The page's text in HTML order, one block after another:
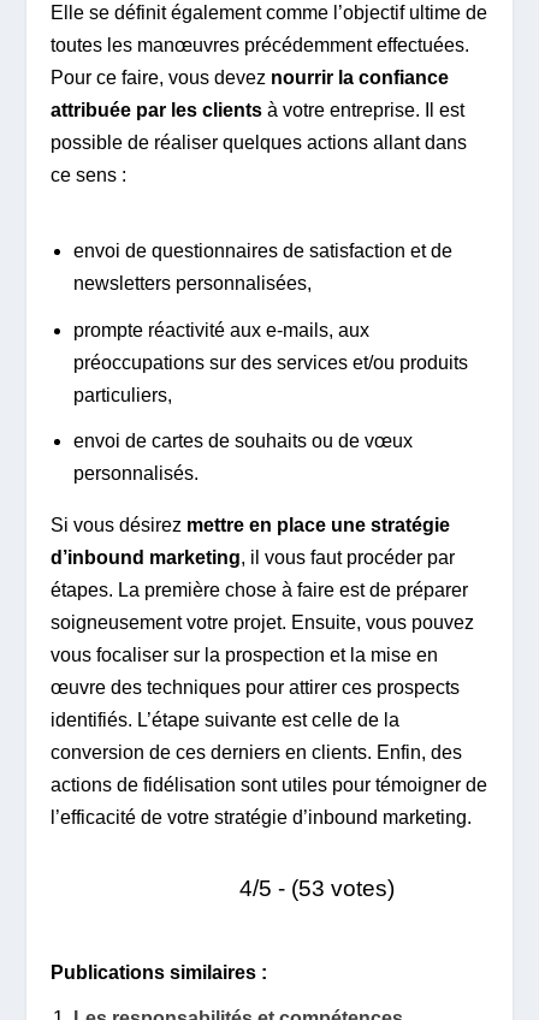
Elle se définit également comme l’objectif ultime de
toutes les manœuvres précédemment effectuées.
Pour ce faire, vous devez nourrir la confiance
attribuée par les clients à votre entreprise. Il est
possible de réaliser quelques actions allant dans
ce sens :
envoi de questionnaires de satisfaction et de
newsletters personnalisées,
prompte réactivité aux e-mails, aux
préoccupations sur des services et/ou produits
particuliers,
envoi de cartes de souhaits ou de vœux
personnalisés.
Si vous désirez mettre en place une stratégie
d’inbound marketing, il vous faut procéder par
étapes. La première chose à faire est de préparer
soigneusement votre projet. Ensuite, vous pouvez
vous focaliser sur la prospection et la mise en
œuvre des techniques pour attirer ces prospects
identifiés. L’étape suivante est celle de la
conversion de ces derniers en clients. Enfin, des
actions de fidélisation sont utiles pour témoigner de
l’efficacité de votre stratégie d’inbound marketing.
4/5 - (53 votes)
Publications similaires :